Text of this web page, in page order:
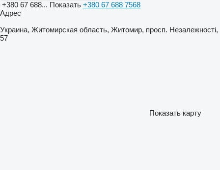
+380 67 688... Показать +380 67 688 7568
Адрес
Украина, Житомирская область, Житомир, просп. Незалежності,
57
Показать карту